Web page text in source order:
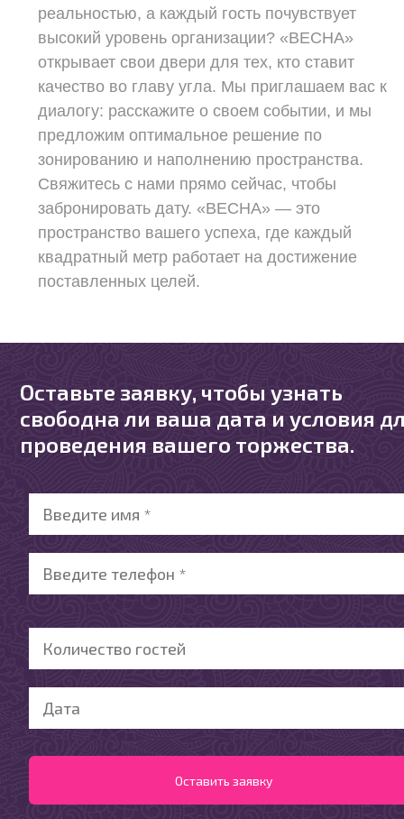
реальностью, а каждый гость почувствует
высокий уровень организации? «ВЕСНА»
открывает свои двери для тех, кто ставит
качество во главу угла. Мы приглашаем вас к
диалогу: расскажите о своем событии, и мы
предложим оптимальное решение по
зонированию и наполнению пространства.
Свяжитесь с нами прямо сейчас, чтобы
забронировать дату. «ВЕСНА» — это
пространство вашего успеха, где каждый
квадратный метр работает на достижение
поставленных целей.
Оставьте заявку, чтобы узнать
свободна ли ваша дата и условия
проведения вашего торжества.